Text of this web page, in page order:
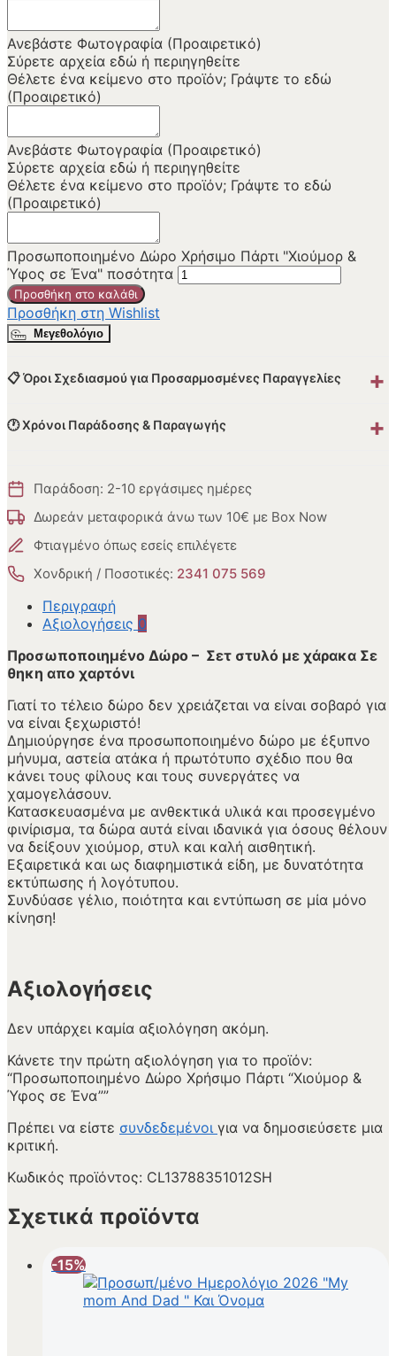
Ανεβάστε Φωτογραφία (Προαιρετικό)
Σύρετε αρχεία εδώ ή περιηγηθείτε
Θέλετε ένα κείμενο στο προϊόν; Γράψτε το εδώ
(Προαιρετικό)
Ανεβάστε Φωτογραφία (Προαιρετικό)
Σύρετε αρχεία εδώ ή περιηγηθείτε
Θέλετε ένα κείμενο στο προϊόν; Γράψτε το εδώ
(Προαιρετικό)
Προσωποποιημένο Δώρο Χρήσιμο Πάρτι "Χιούμορ &
Ύφος σε Ένα" ποσότητα
Προσθήκη στο καλάθι
Προσθήκη στη Wishlist
Μεγεθολόγιο
📋 Όροι Σχεδιασμού για Προσαρμοσμένες Παραγγελίες +
🕐 Χρόνοι Παράδοσης & Παραγωγής +
Παράδοση: 2-10 εργάσιμες ημέρες
Δωρεάν μεταφορικά άνω των 10€ με Box Now
Φτιαγμένο όπως εσείς επιλέγετε
Χονδρική / Ποσοτικές: 2341 075 569
Περιγραφή
Αξιολογήσεις 0
Προσωποποιημένο Δώρο – Σετ στυλό με χάρακα Σε
θηκη απο χαρτόνι
Γιατί το τέλειο δώρο δεν χρειάζεται να είναι σοβαρό για
να είναι ξεχωριστό!
Δημιούργησε ένα προσωποποιημένο δώρο με έξυπνο
μήνυμα, αστεία ατάκα ή πρωτότυπο σχέδιο που θα
κάνει τους φίλους και τους συνεργάτες να
χαμογελάσουν.
Κατασκευασμένα με ανθεκτικά υλικά και προσεγμένο
φινίρισμα, τα δώρα αυτά είναι ιδανικά για όσους θέλουν
να δείξουν χιούμορ, στυλ και καλή αισθητική.
Εξαιρετικά και ως διαφημιστικά είδη, με δυνατότητα
εκτύπωσης ή λογότυπου.
Συνδύασε γέλιο, ποιότητα και εντύπωση σε μία μόνο
κίνηση!
Αξιολογήσεις
Δεν υπάρχει καμία αξιολόγηση ακόμη.
Κάνετε την πρώτη αξιολόγηση για το προϊόν:
“Προσωποποιημένο Δώρο Χρήσιμο Πάρτι “Χιούμορ &
Ύφος σε Ένα””
Πρέπει να είστε συνδεδεμένοι για να δημοσιεύσετε μια
κριτική.
Κωδικός προϊόντος: CL13788351012SH
Σχετικά προϊόντα
-15%